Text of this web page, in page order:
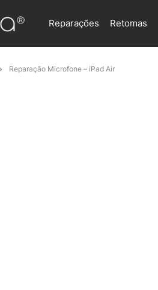
Reparações Retomas
Reparação Microfone – iPad Air